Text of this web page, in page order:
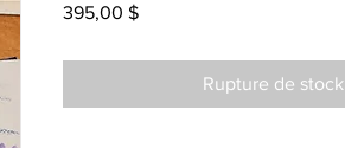
395,00 $Prix
Rupture de stock